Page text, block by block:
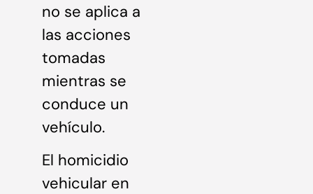
no se aplica a
las acciones
tomadas
mientras se
conduce un
vehículo.
El homicidio
vehicular en